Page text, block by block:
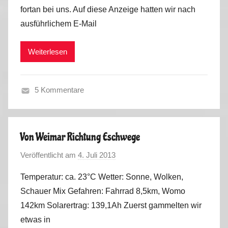
i
0
1
3
M
fortan bei uns. Auf diese Anzeige hatten wir nach
ausführlichem E-Mail
Weiterlesen
o
m
e
2
0
1
3
5 Kommentare
Von Weimar Richtung Eschwege
Veröffentlicht am 4. Juli 2013
n
M
a
Temperatur: ca. 23°C Wetter: Sonne, Wolken,
Schauer Mix Gefahren: Fahrrad 8,5km, Womo
142km Solarertrag: 139,1Ah Zuerst gammelten wir
etwas in